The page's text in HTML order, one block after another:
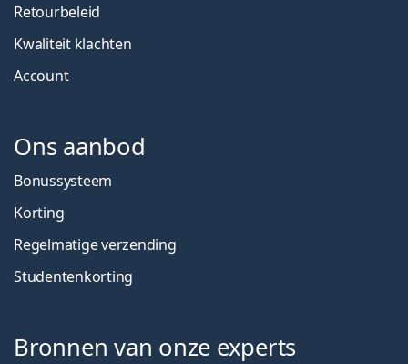
Retourbeleid
Kwaliteit klachten
Account
Ons aanbod
Bonussysteem
Korting
Regelmatige verzending
Studentenkorting
Bronnen van onze experts